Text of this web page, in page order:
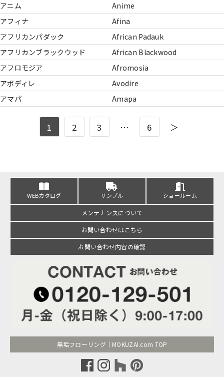
アニム
Anime
アフィナ
Afina
アフリカンパダック
African Padauk
アフリカンブラックウッド
African Blackwood
アフロモジア
Afromosia
アボディレ
Avodire
アマパ
Amapa
1 2 3 … 6 ＞
WEBカタログ サンプル ショールーム
メンテナンスについて
お問い合わせはこちら
お問い合わせ内容の確認
無垢フローリング｜MOKUZAI.com TOP